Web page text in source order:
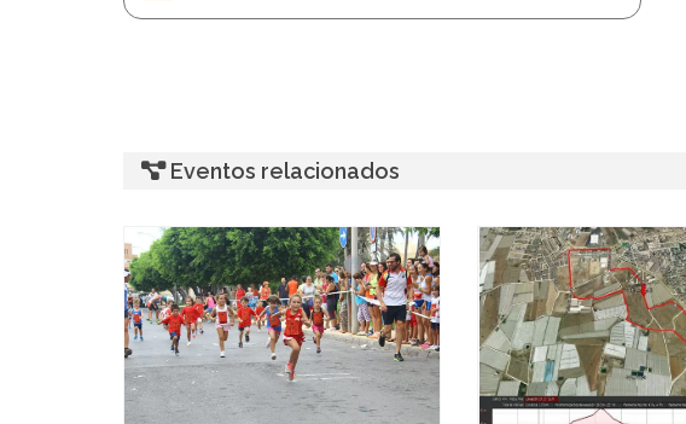
Eventos relacionados